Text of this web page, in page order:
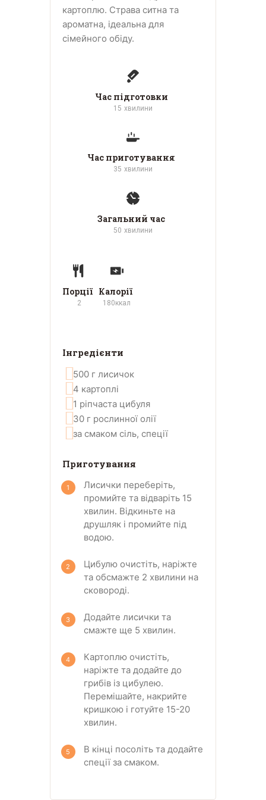
картоплю. Страва ситна та
ароматна, ідеальна для
сімейного обіду.
Час підготовки
15 хвилини
Час приготування
35 хвилини
Загальний час
50 хвилини
Порції
2
Калорії
180ккал
Інгредієнти
500 г лисичок
4 картоплі
1 ріпчаста цибуля
30 г рослинної олії
за смаком сіль, спеції
Приготування
Лисички переберіть,
промийте та відваріть 15
хвилин. Відкиньте на
друшляк і промийте під
водою.
Цибулю очистіть, наріжте
та обсмажте 2 хвилини на
сковороді.
Додайте лисички та
смажте ще 5 хвилин.
Картоплю очистіть,
наріжте та додайте до
грибів із цибулею.
Перемішайте, накрийте
кришкою і готуйте 15-20
хвилин.
В кінці посоліть та додайте
спеції за смаком.